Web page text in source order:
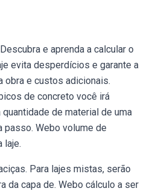
e aprenda a calcular o
evita desperdícios e garante a
obra e custos adicionais.
de concreto você irá
de material de uma
passo. Webo volume de
laje.
Para lajes mistas, serão
da capa de. Webo cálculo a ser